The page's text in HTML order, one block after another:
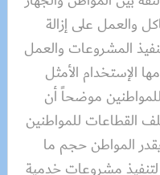
والعمل على إزالة
المشروعات والعمل
الإستخدام الأمثل
للمواطنين موضحاً أن
القطاعات للمواطنين
المواطن حجم ما
لتنفيذ مشروعات خدمية